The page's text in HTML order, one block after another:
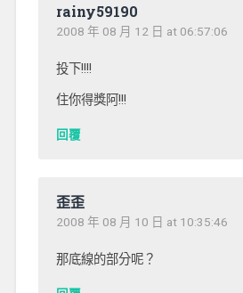
rainy59190
2008 年 08 月 12 日 at 06:57:06
投下!!!!
住你得獎阿!!!
回覆
歪歪
2008 年 08 月 10 日 at 10:35:46
那底線的部分呢？